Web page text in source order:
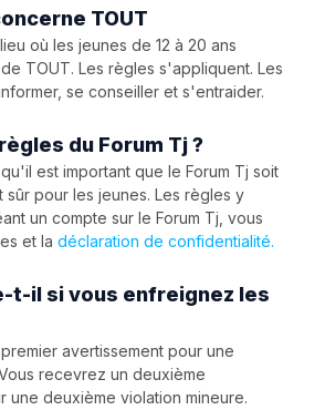
TOUT
où les jeunes de 12 à 20 ans
TOUT. Les règles s'appliquent. Les
se conseiller et s'entraider.
du Forum Tj ?
est important que le Forum Tj soit
sûr pour les jeunes. Les règles y
un compte sur le Forum Tj, vous
et la déclaration de confidentialité.
t-il si vous enfreignez les
avertissement pour une
recevrez un deuxième
une deuxième violation mineure.